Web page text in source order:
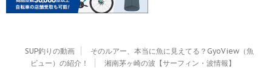
SUP釣りの動画
そのルアー、本当に魚に見えてる？GyoView（魚
ビュー）の紹介！
湘南茅ヶ崎の波【サーフィン・波情報】